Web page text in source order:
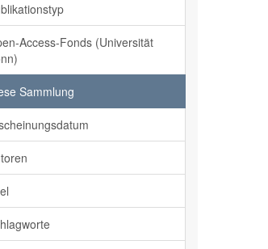
Access-Fonds (Universität
Sammlung